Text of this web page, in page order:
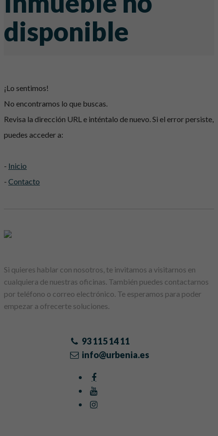
disponible
¡Lo sentimos!
No encontramos lo que buscas.
Revisa la dirección URL e inténtalo de nuevo. Si el error persiste,
puedes acceder a:
- Inicio
- Contacto
93 115 14 11
info@urbenia.es
Si quieres hablar con nosotros, te invitamos a visitarnos en
cualquiera de nuestras oficinas. También puedes contactarnos
por teléfono o correo electrónico. Te esperamos para poder
empezar a ofrecerte soluciones.